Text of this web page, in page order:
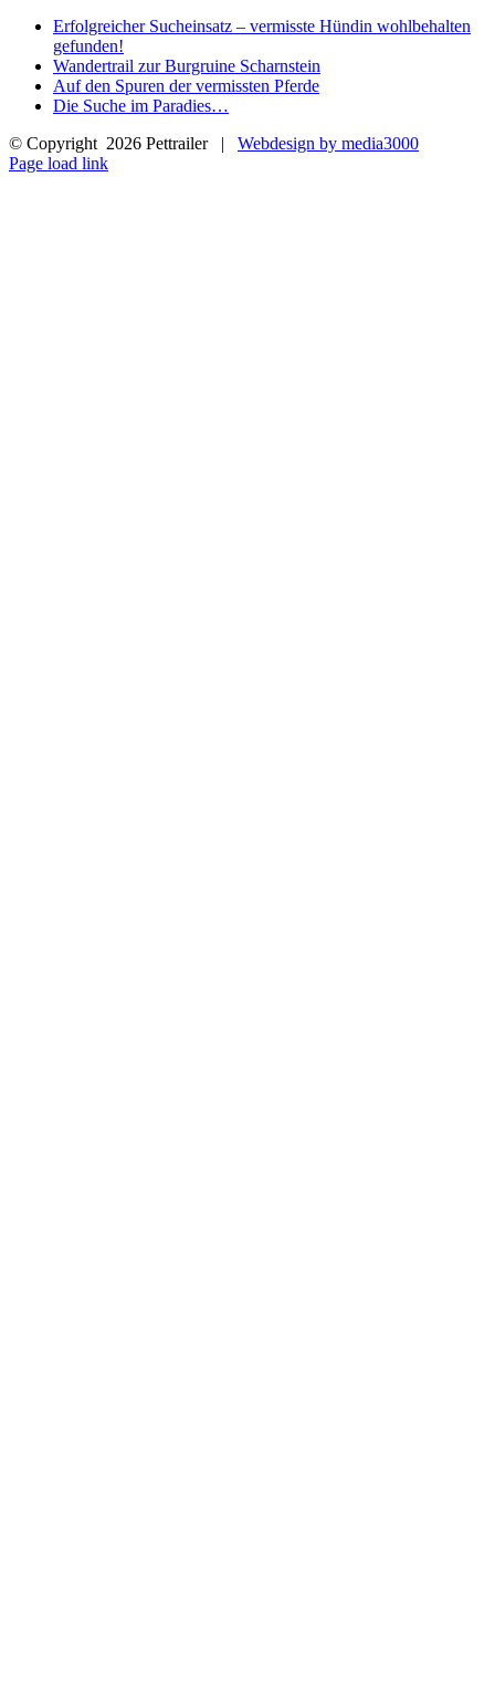
Erfolgreicher Sucheinsatz – vermisste Hündin wohlbehalten
gefunden!
Wandertrail zur Burgruine Scharnstein
Auf den Spuren der vermissten Pferde
Die Suche im Paradies…
© Copyright 2026 Pettrailer | Webdesign by media3000
Facebook
Page load link